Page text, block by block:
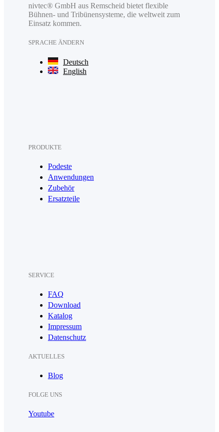
nivtec® GmbH aus Remscheid bietet flexible
Bühnen- und Tribünensysteme, die weltweit zum
Einsatz kommen.
SPRACHE ÄNDERN
Deutsch
English
PRODUKTE
Podeste
Anwendungen
Zubehör
Ersatzteile
SERVICE
FAQ
Download
Katalog
Impressum
Datenschutz
AKTUELLES
Blog
FOLGE UNS
Youtube